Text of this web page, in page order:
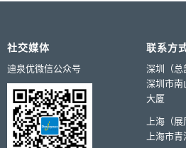
社交媒体
迪泉优微信公众号
联系方
深圳（总
深圳市南
大厦
上海（展
上海市